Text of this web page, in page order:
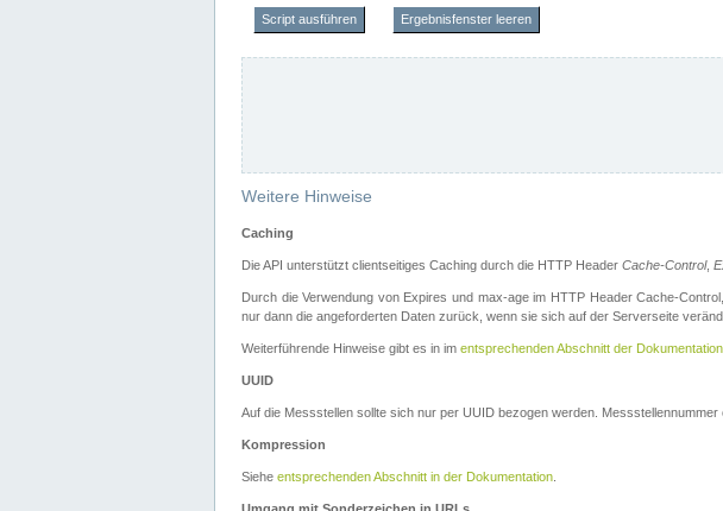
Script ausführen Ergebnisfenster leeren
Weitere Hinweise
Caching
Die API unterstützt clientseitiges Caching durch die HTTP Header Cache-Control,
Durch die Verwendung von Expires und max-age im HTTP Header Cache-
nur dann die angeforderten Daten zurück, wenn sie sich auf der Serverseite
Weiterführende Hinweise gibt es in im entsprechenden Abschnitt der Dokumentation
UUID
Auf die Messstellen sollte sich nur per UUID bezogen werden.
Kompression
Siehe entsprechenden Abschnitt in der Dokumentation.